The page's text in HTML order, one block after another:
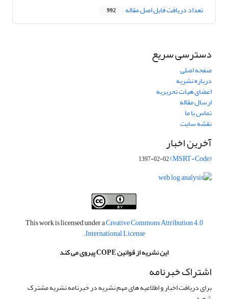
تعداد دریافت فایل اصل مقاله 992
دسترسی سریع
صفحه اصلی
درباره نشریه
اعضای هیات تحریریه
ارسال مقاله
تماس با ما
نقشه سایت
آخرین اخبار
(MSRT-Code)
1397-02-02
This work is licensed under aCreative Commons Attribution 4.0
International License
.
این نشریه از قوانین COPE پیروی می کند
اشتراک خبرنامه
برای دریافت اخبار و اطلاعیه های مهم نشریه در خبرنامه نشریه مشترک